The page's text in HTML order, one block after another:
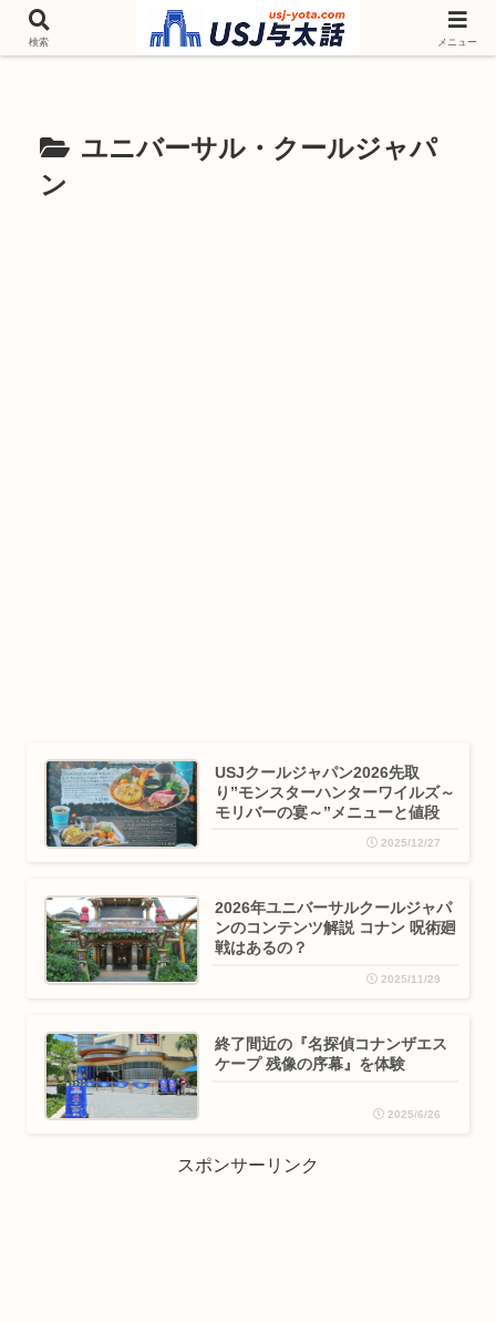
チケットやシーズンイベント ニンテンドーワールド アトラクションなどユニ
バを歩いて情報収集しています
ユニバーサル・クールジャパ
ン
USJクールジャパン2026先取
り”モンスターハンターワイルズ～
モリバーの宴～”メニューと値段
2025/12/27
2026年ユニバーサルクールジャパ
ンのコンテンツ解説 コナン 呪術廻
戦はあるの？
2025/11/29
終了間近の『名探偵コナンザエス
ケープ 残像の序幕』を体験
2025/6/26
スポンサーリンク
検索 メニュー